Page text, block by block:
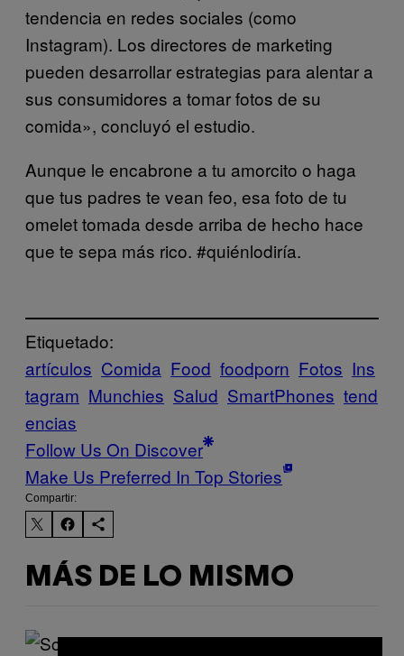
tendencia en redes sociales (como
Instagram). Los directores de marketing
pueden desarrollar estrategias para alentar a
sus consumidores a tomar fotos de su
comida», concluyó el estudio.
Aunque le encabrone a tu amorcito o haga
que tus padres te vean feo, esa foto de tu
omelet tomada desde arriba de hecho hace
que te sepa más rico. #quiénlodiría.
Etiquetado:
artículos Comida Food foodporn Fotos Ins
tagram Munchies Salud SmartPhones tend
encias
Follow Us On Discover
Make Us Preferred In Top Stories
Compartir:
MÁS DE LO MISMO